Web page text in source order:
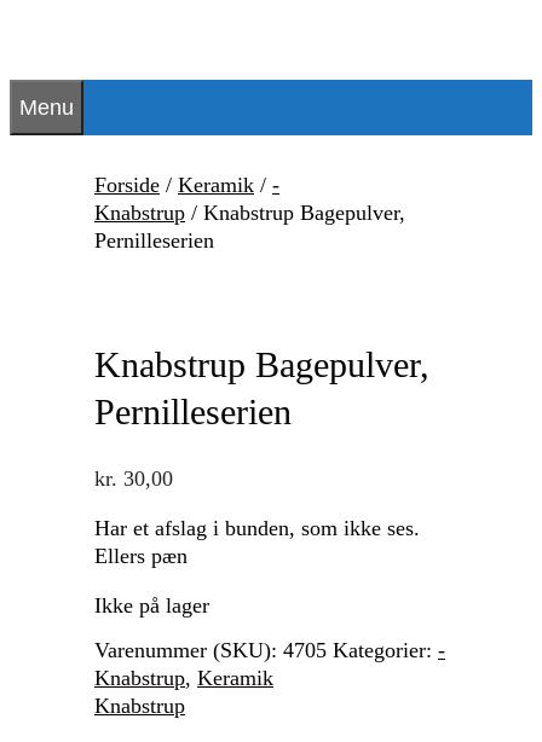
indhold
Menu
Forside / Keramik / -
Knabstrup / Knabstrup Bagepulver,
Pernilleserien
Knabstrup Bagepulver,
Pernilleserien
kr. 30,00
Har et afslag i bunden, som ikke ses.
Ellers pæn
Ikke på lager
Varenummer (SKU): 4705 Kategorier: -
Knabstrup, Keramik
Knabstrup